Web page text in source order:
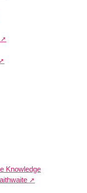
Knowledge